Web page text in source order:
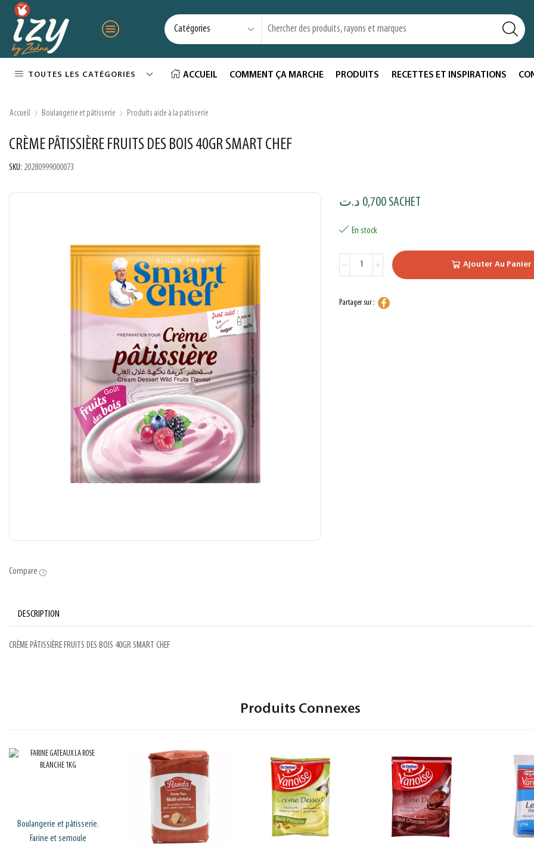
TOUTES LES CATÉGORIES ACCUEIL COMMENT ÇA MARCHE PRODUITS RECETTES ET INSPIRATIONS
Accueil Boulangerie et pâtisserie Produits aide à la patisserie
CRÈME PÂTISSIÈRE FRUITS DES BOIS 40GR SMART CHEF
SKU: 20280999000073
Compare
0,700 د.ت SACHET
En stock
Ajouter Au Panier
Partager sur :
DESCRIPTION
CRÈME PÂTISSIÈRE FRUITS DES BOIS 40GR SMART CHEF
Produits Connexes
Boulangerie et pâtisserie,
Farine et semoule